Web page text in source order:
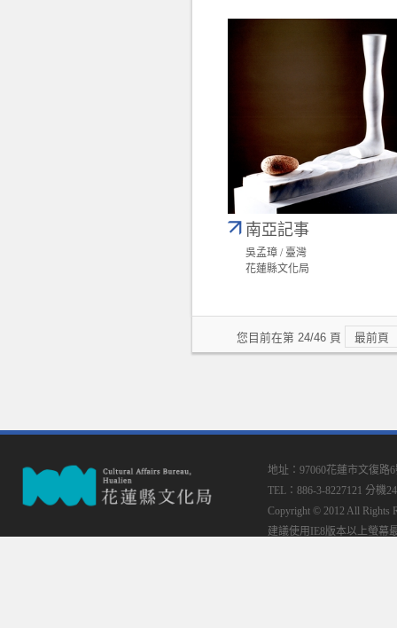
南亞記事
吳孟璋 / 臺灣
花蓮縣文化局
您目前在第 24/46 頁 最前頁
地址：97060花蓮市文復路
TEL：886-3-8227121 分機
Copyright © 2012 All Rights
建議使用IE8版本以上螢幕